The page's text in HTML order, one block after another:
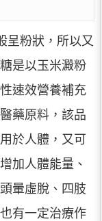
呈粉狀，所以又
是以玉米澱粉
速效營養補充
藥原料，該品
於人體，又可
加人體能量、
暈虛脫、四肢
有一定治療作